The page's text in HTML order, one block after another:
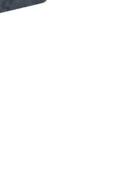
OLOVĚNÉ KRMÍTKO S
DELPHIN EAZYSIX